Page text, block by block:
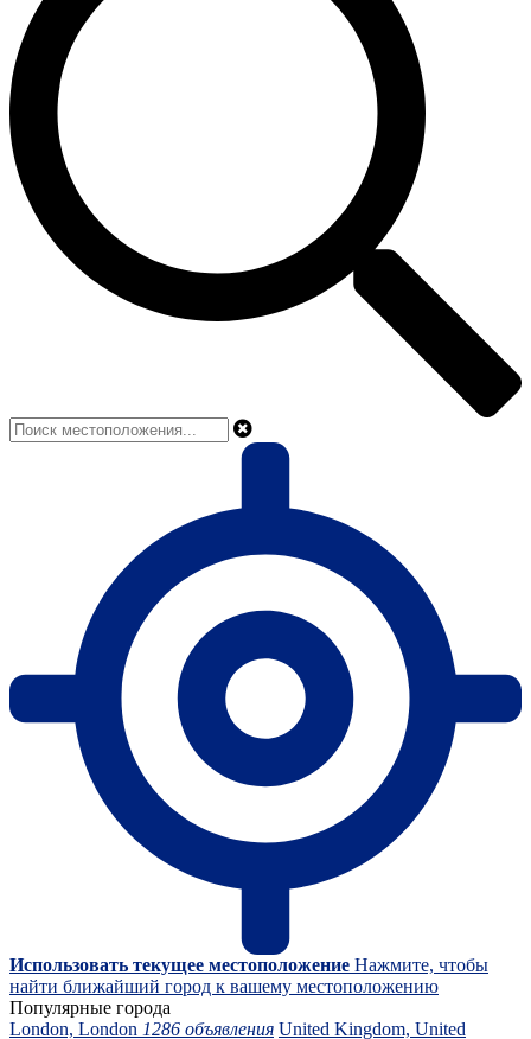
Использовать текущее местоположение Нажмите, чтобы
найти ближайший город к вашему местоположению
Популярные города
London, London 1286 объявления United Kingdom, United